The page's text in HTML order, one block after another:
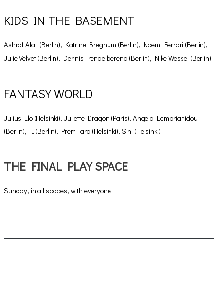
KIDS IN THE BASEMENT
Ashraf Alali (Berlin), Katrine Bregnum (Berlin), Noemi Ferrari (Berlin),
Julie Velvet (Berlin), Dennis Trendelberend (Berlin), Nike Wessel (Berlin)
FANTASY WORLD
Julius Elo (Helsinki), Juliette Dragon (Paris), Angela Lamprianidou
(Berlin), TI (Berlin), Prem Tara (Helsinki), Sini (Helsinki)
THE FINAL PLAY SPACE
Sunday, in all spaces, with everyone